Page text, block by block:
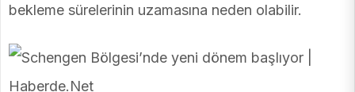
bekleme sürelerinin uzamasına neden olabilir.